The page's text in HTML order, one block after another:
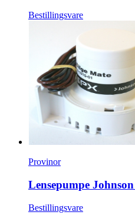
Bestillingsvare
Provinor
Lensepumpe
Bestillingsvare